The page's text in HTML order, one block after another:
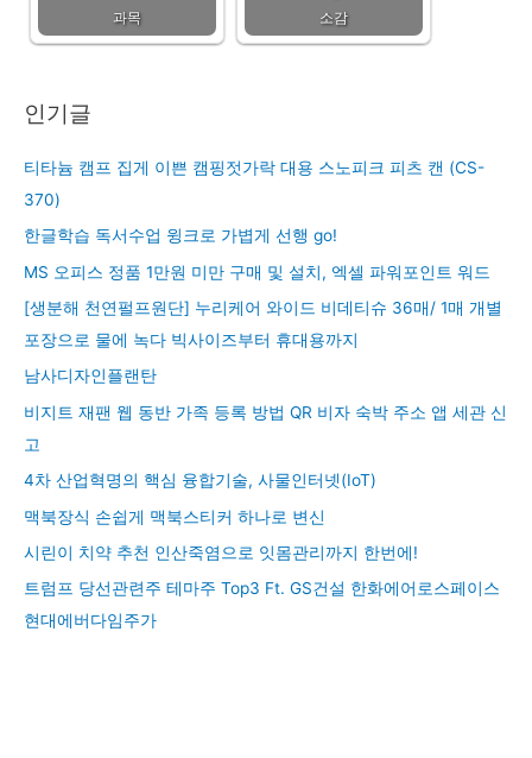
과목
소감
인기글
티타늄 캠프 집게 이쁜 캠핑젓가락 대용 스노피크 피츠 캔 (CS-
370)
한글학습 독서수업 윙크로 가볍게 선행 go!
MS 오피스 정품 1만원 미만 구매 및 설치, 엑셀 파워포인트 워드
[생분해 천연펄프원단] 누리케어 와이드 비데티슈 36매/ 1매 개별
포장으로 물에 녹다 빅사이즈부터 휴대용까지
남사디자인플랜탄
비지트 재팬 웹 동반 가족 등록 방법 QR 비자 숙박 주소 앱 세관 신
고
4차 산업혁명의 핵심 융합기술, 사물인터넷(IoT)
맥북장식 손쉽게 맥북스티커 하나로 변신
시린이 치약 추천 인산죽염으로 잇몸관리까지 한번에!
트럼프 당선관련주 테마주 Top3 Ft. GS건설 한화에어로스페이스
현대에버다임주가